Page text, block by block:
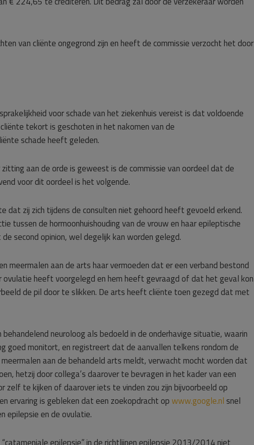
van cliënte ongegrond zijn en heeft de commissie verzocht het door
voor schade van het ziekenhuis vereist is dat voldoende
tekort is geschoten in het nakomen van de
schade heeft geleden.
aan de orde is geweest is de commissie van oordeel dat de
voor dit oordeel is het volgende.
dat zij zich tijdens de consulten niet gehoord heeft gevoeld erkend.
tussen de hormoonhuishouding van de vrouw en haar epileptische
second opinion, wel degelijk kan worden gelegd.
meermalen aan de arts haar vermoeden dat er een verband bestond
ovulatie heeft voorgelegd en hem heeft gevraagd of dat het geval kon
de pil door te slikken. De arts heeft cliënte toen gezegd dat met
neuroloog als bedoeld in de onderhavige situatie, waarin
goed monitort, en registreert dat de aanvallen telkens rondom de
aan de behandeld arts meldt, verwacht mocht worden dat
hetzij door collega’s daarover te bevragen in het kader van een
zelf te kijken of daarover iets te vinden zou zijn bijvoorbeeld op
ervaring is gebleken dat een zoekopdracht opwww.google.nl snel
epilepsie en de ovulatie.